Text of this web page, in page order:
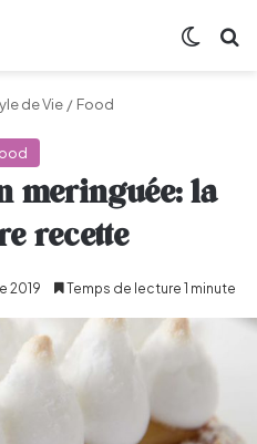
de Vie / Food
meringuée: la
recette
2019 Temps de lecture 1 minute